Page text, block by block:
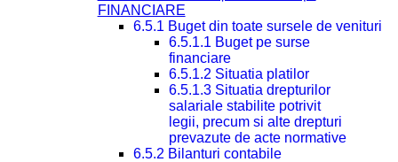
FINANCIARE
6.5.1 Buget din toate sursele de venituri
6.5.1.1 Buget pe surse
financiare
6.5.1.2 Situatia platilor
6.5.1.3 Situatia drepturilor
salariale stabilite potrivit
legii, precum si alte drepturi
prevazute de acte normative
6.5.2 Bilanturi contabile